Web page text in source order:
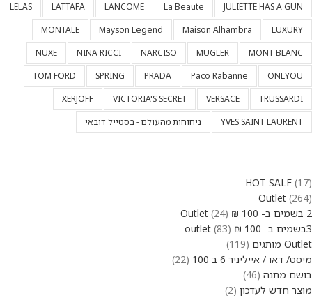
JULIETTE HAS A GUN
La Beaute
LANCOME
LATTAFA
LELAS
LUXURY
Maison Alhambra
Mayson Legend
MONTALE
MONT BLANC
MUGLER
NARCISO
NINA RICCI
NUXE
ONLYOU
Paco Rabanne
PRADA
SPRING
TOM FORD
TRUSSARDI
VERSACE
VICTORIA'S SECRET
XERJOFF
YVES SAINT LAURENT
ניחוחות מהעולם - בסטייל דובאי
HOT SALE 17
Outlet 264
2 בשמים ב- 100 ₪ Outlet
24
3בשמים ב- 100 ₪ outlet
83
Outlet מותגים
119
מיסט/ דאו / אייליניר 6 ב 100
22
בושם מתנה 46
מוצר חדש לעדכון 2